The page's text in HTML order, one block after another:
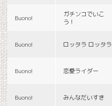
Buono!
ガチンコでいこ
う！
Buono! ロッタラ ロッタラ
Buono! 恋愛ライダー
Buono! みんなだいすき